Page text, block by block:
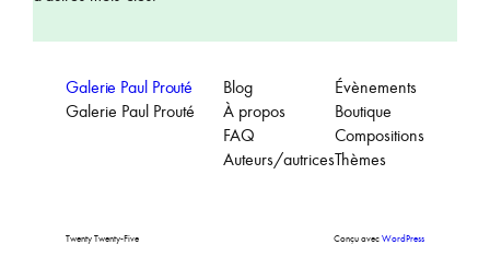
Galerie Paul Prouté
Galerie Paul Prouté
Blog
À propos
FAQ
Auteurs/autrices
Évènements
Boutique
Compositions
Thèmes
Twenty Twenty-Five Conçu avecWordPress